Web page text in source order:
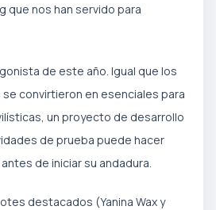
que nos han servido para
de este año. Igual que los
se convirtieron en esenciales para
un proyecto de desarrollo
de prueba puede hacer
de iniciar su andadura.
destacados (Yanina Wax y